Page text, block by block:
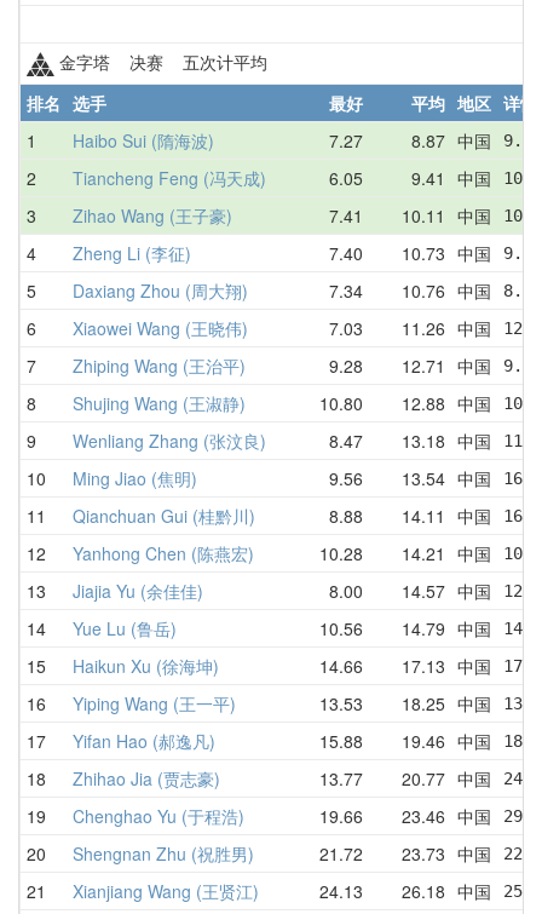
金字塔 决赛 五次计平均
排名 选手 最好 平均 地区 详情
1
Haibo Sui (隋海波) 7.27 8.87 中国
2 Tiancheng Feng (冯天成) 6.05 9.41 中国
3 Zihao Wang (王子豪) 7.41 10.11 中国
4 Zheng Li (李征) 7.40 10.73 中国
5 Daxiang Zhou (周大翔) 7.34 10.76 中国
6 Xiaowei Wang (王晓伟) 7.03 11.26 中国
7 Zhiping Wang (王治平) 9.28 12.71 中国
8 Shujing Wang (王淑静) 10.80 12.88 中国
9 Wenliang Zhang (张汶良) 8.47 13.18 中国
10 Ming Jiao (焦明) 9.56 13.54 中国
11 Qianchuan Gui (桂黔川) 8.88 14.11 中国
12 Yanhong Chen (陈燕宏) 10.28 14.21 中国
13 Jiajia Yu (余佳佳) 8.00 14.57 中国
14 Yue Lu (鲁岳) 10.56 14.79 中国
15 Haikun Xu (徐海坤) 14.66 17.13 中国
16 Yiping Wang (王一平) 13.53 18.25 中国
17 Yifan Hao (郝逸凡) 15.88 19.46 中国
18 Zhihao Jia (贾志豪) 13.77 20.77 中国
19 Chenghao Yu (于程浩) 19.66 23.46 中国
20 Shengnan Zhu (祝胜男) 21.72 23.73 中国
21 Xianjiang Wang (王贤江) 24.13 26.18 中国